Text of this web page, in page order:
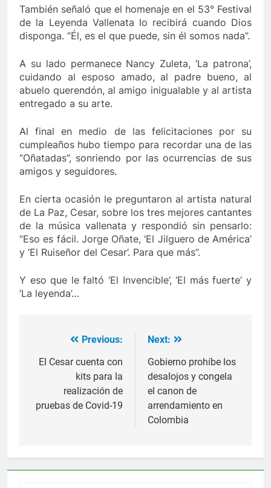
También señaló que el homenaje en el 53° Festival
de la Leyenda Vallenata lo recibirá cuando Dios
disponga. “Él, es el que puede, sin él somos nada”.
A su lado permanece Nancy Zuleta, ‘La patrona’,
cuidando al esposo amado, al padre bueno, al
abuelo querendón, al amigo inigualable y al artista
entregado a su arte.
Al final en medio de las felicitaciones por su
cumpleaños hubo tiempo para recordar una de las
“Oñatadas”, sonriendo por las ocurrencias de sus
amigos y seguidores.
En cierta ocasión le preguntaron al artista natural
de La Paz, Cesar, sobre los tres mejores cantantes
de la música vallenata y respondió sin pensarlo:
“Eso es fácil. Jorge Oñate, ‘El Jilguero de América’
y ‘El Ruiseñor del Cesar’. Para que más”.
Y eso que le faltó ‘El Invencible’, ‘El más fuerte’ y
‘La leyenda’…
Navegación
de
entradas
Previous:
El Cesar cuenta con
kits para la
realización de
pruebas de Covid-19
Next:
Gobierno prohíbe los
desalojos y congela
el canon de
arrendamiento en
Colombia